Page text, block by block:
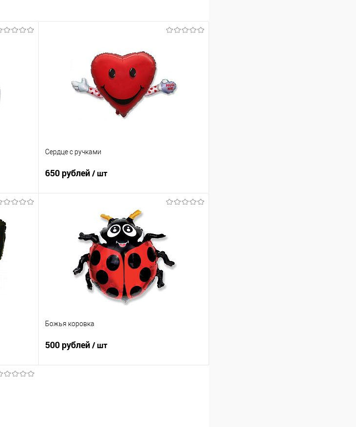
Сердце с ручками
650 рублей/ шт
В корзину
Купить в 1 клик
Сравнение
В избранное
Под заказ
Божья коровка
500 рублей/ шт